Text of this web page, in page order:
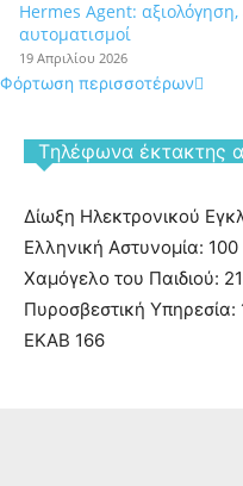
Hermes Agent:
αυτοματισμοί
19 Απριλίου 2026
Φόρτωση περισσοτέρων
Tηλέφωνα έκτακτης
Δίωξη Ηλεκτρονικού
Ελληνική Αστυνομία: 100
Χαμόγελο του Παιδιού:
Πυροσβεστική Υπηρεσία:
ΕΚΑΒ 166